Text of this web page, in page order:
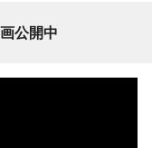
公開中